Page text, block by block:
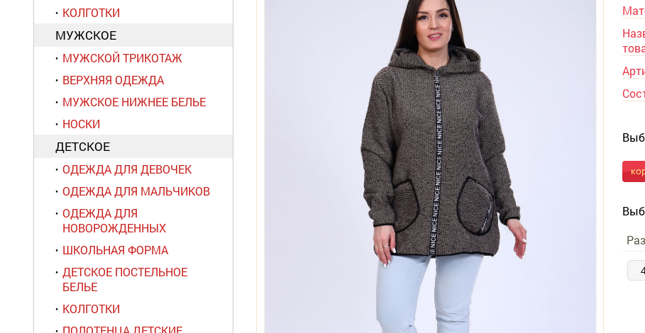
КОЛГОТКИ
МУЖСКОЕ
МУЖСКОЙ ТРИКОТАЖ
ВЕРХНЯЯ ОДЕЖДА
МУЖСКОЕ НИЖНЕЕ БЕЛЬЕ
НОСКИ
ДЕТСКОЕ
ОДЕЖДА ДЛЯ ДЕВОЧЕК
ОДЕЖДА ДЛЯ МАЛЬЧИКОВ
ОДЕЖДА ДЛЯ
НОВОРОЖДЕННЫХ
ШКОЛЬНАЯ ФОРМА
ДЕТСКОЕ ПОСТЕЛЬНОЕ
БЕЛЬЕ
КОЛГОТКИ